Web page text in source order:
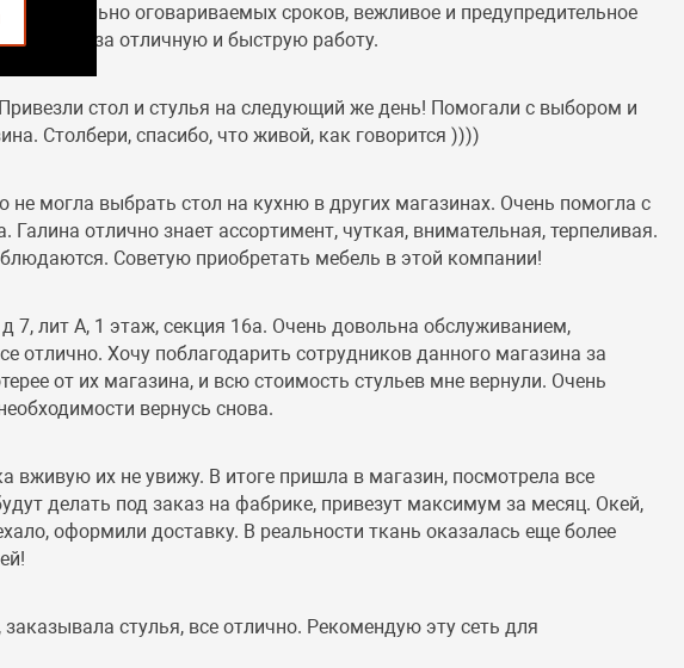
оговариваемых сроков, вежливое и предупредительное
за отличную и быструю работу.
стол и стулья на следующий же день! Помогали с выбором и
Столбери, спасибо, что живой, как говорится ))))
могла выбрать стол на кухню в других магазинах. Очень помогла с
отлично знает ассортимент, чуткая, внимательная, терпеливая.
Советую приобретать мебель в этой компании!
лит А, 1 этаж, секция 16а. Очень довольна обслуживанием,
Хочу поблагодарить сотрудников данного магазина за
от их магазина, и всю стоимость стульев мне вернули. Очень
вернусь снова.
вживую их не увижу. В итоге пришла в магазин, посмотрела все
делать под заказ на фабрике, привезут максимум за месяц. Окей,
оформили доставку. В реальности ткань оказалась еще более
стулья, все отлично. Рекомендую эту сеть для